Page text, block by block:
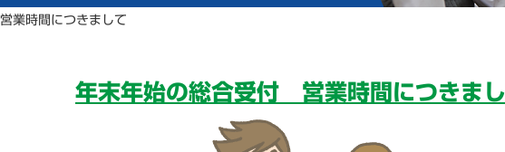
業時間につきまして
年末年始の総合受付 営業時間につきま